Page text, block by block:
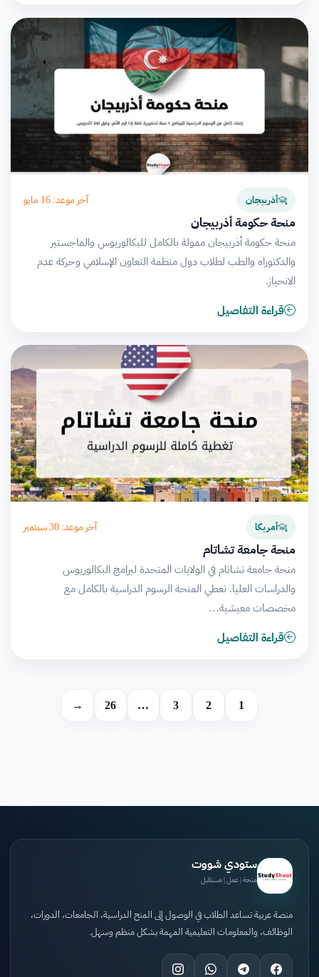
أذربيجان آخر موعد: 16 مايو
منحة حكومة أذربيجان
منحة حكومة أذربيجان ممولة بالكامل للبكالوريوس والماجستير
والدكتوراه والطب لطلاب دول منظمة التعاون الإسلامي وحركة عدم
الانحياز.
قراءة التفاصيل
أمريكا آخر موعد: 30 سبتمبر
منحة جامعة تشاتام
منحة جامعة تشاتام في الولايات المتحدة لبرامج البكالوريوس
والدراسات العليا. تغطي المنحة الرسوم الدراسية بالكامل مع
مخصصات معيشية…
قراءة التفاصيل
1
2
3
…
26
→
ستودي شووت
منحة | عمل | مستقبل
منصة عربية تساعد الطلاب في الوصول إلى المنح الدراسية، الجامعات، الدورات،
الوظائف، والمعلومات التعليمية المهمة بشكل منظم وسهل.